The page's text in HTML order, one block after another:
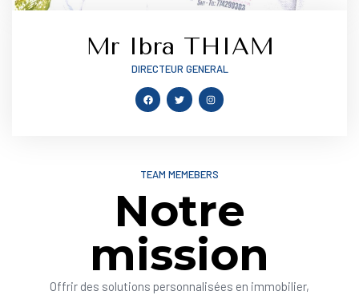
Mr Ibra THIAM
DIRECTEUR GENERAL
TEAM MEMEBERS
Notre
mission
Offrir des solutions personnalisées en immobilier,